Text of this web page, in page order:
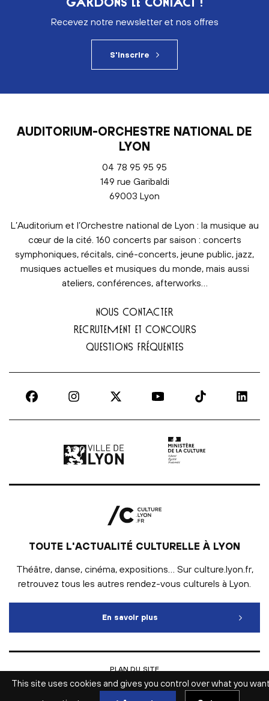
Recevez notre newsletter et nos offres
S'inscrire
AUDITORIUM-ORCHESTRE NATIONAL DE
LYON
04 78 95 95 95
149 rue Garibaldi
69003 Lyon
L’Auditorium et l’Orchestre national de Lyon : la musique au
cœur de la cité. 160 concerts par saison : concerts
symphoniques, récitals, ciné-concerts, jeune public, jazz,
musiques actuelles et musiques du monde, mais aussi
ateliers, conférences, afterworks…
NOUS CONTACTER
RECRUTEMENT ET CONCOURS
QUESTIONS FRÉQUENTES
Ville de Lyon | lien externeMinistère de la culture
TOUTE L'ACTUALITÉ CULTURELLE À LYON
Théâtre, danse, cinéma, expositions… Sur culture.lyon.fr,
retrouvez tous les autres rendez-vous culturels à Lyon.
En savoir plus Toute l'actualité culturelle
PLAN DU SITE
INTRANET
MENTIONS LÉGALES
ESPACE PRESSE
This site uses cookies and gives you control over what you